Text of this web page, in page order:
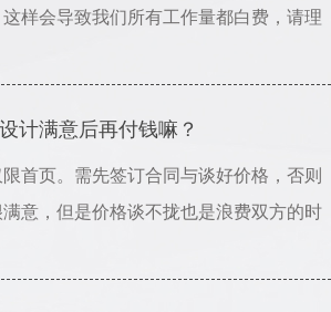
样会导致我们所有工作量都白费，请理
计满意后再付钱嘛？
首页。需先签订合同与谈好价格，否则
意，但是价格谈不拢也是浪费双方的时